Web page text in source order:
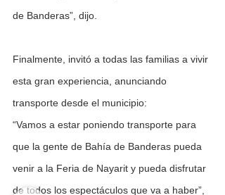
de Banderas”, dijo.
Finalmente, invitó a todas las familias a vivir
esta gran experiencia, anunciando
transporte desde el municipio:
“Vamos a estar poniendo transporte para
que la gente de Bahía de Banderas pueda
venir a la Feria de Nayarit y pueda disfrutar
de todos los espectáculos que va a haber”,